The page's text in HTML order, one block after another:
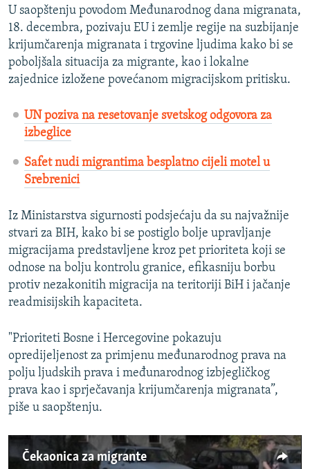
SVE KARTE DEJTONA
NASTANAK I RASPAD JUGOSLAVIJE
U saopštenju povodom Međunarodnog dana migranata,
18. decembra, pozivaju EU i zemlje regije na suzbijanje
krijumčarenja migranata i trgovine ljudima kako bi se
poboljšala situacija za migrante, kao i lokalne
zajednice izložene povećanom migracijskom pritisku.
UN poziva na resetovanje svetskog odgovora za
izbeglice
Safet nudi migrantima besplatno cijeli motel u
Srebrenici
Iz Ministarstva sigurnosti podsjećaju da su najvažnije
stvari za BIH, kako bi se postiglo bolje upravljanje
migracijama predstavljene kroz pet prioriteta koji se
odnose na bolju kontrolu granice, efikasniju borbu
protiv nezakonitih migracija na teritoriji BiH i jačanje
readmisijskih kapaciteta.
"Prioriteti Bosne i Hercegovine pokazuju
opredijeljenost za primjenu međunarodnog prava na
polju ljudskih prava i međunarodnog izbjegličkog
prava kao i sprječavanja krijumčarenja migranata”,
piše u saopštenju.
Čekaonica za migrante